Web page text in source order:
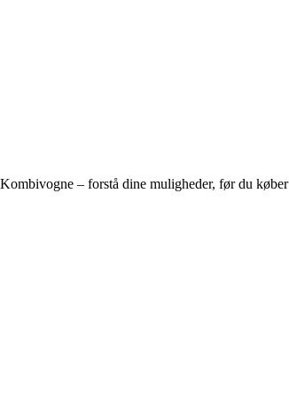
Kombivogne – forstå dine muligheder, før du køber